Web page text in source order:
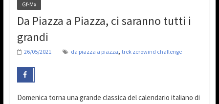
Gf-Mx
Da Piazza a Piazza, ci saranno tutti i
grandi
26/05/2021 da piazza a piazza, trek zerowind challenge
Domenica torna una grande classica del calendario italiano di